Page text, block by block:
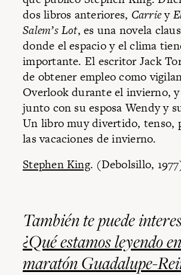
dos libros anteriores, Carriey
Salem’s Lot, es una novela
donde el espacio y el clima
importante. El escritor Jack
de obtener empleo como
Overlook durante el invierno,
junto con su esposa Wendy y
Un libro muy divertido, tenso,
las vacaciones de invierno.
Stephen King. (Debolsillo,
También te puede
¿Qué estamos leyendo
maratón Guadalupe-